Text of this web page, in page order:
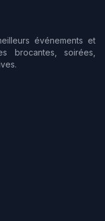
événements et
brocantes, soirées,